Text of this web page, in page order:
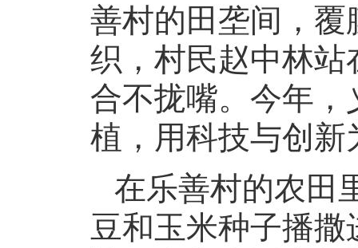
善村的田垄间，
织，村民赵中林
合不拢嘴。今年
植，用科技与创新
在乐善村的农田
豆和玉米种子播撒